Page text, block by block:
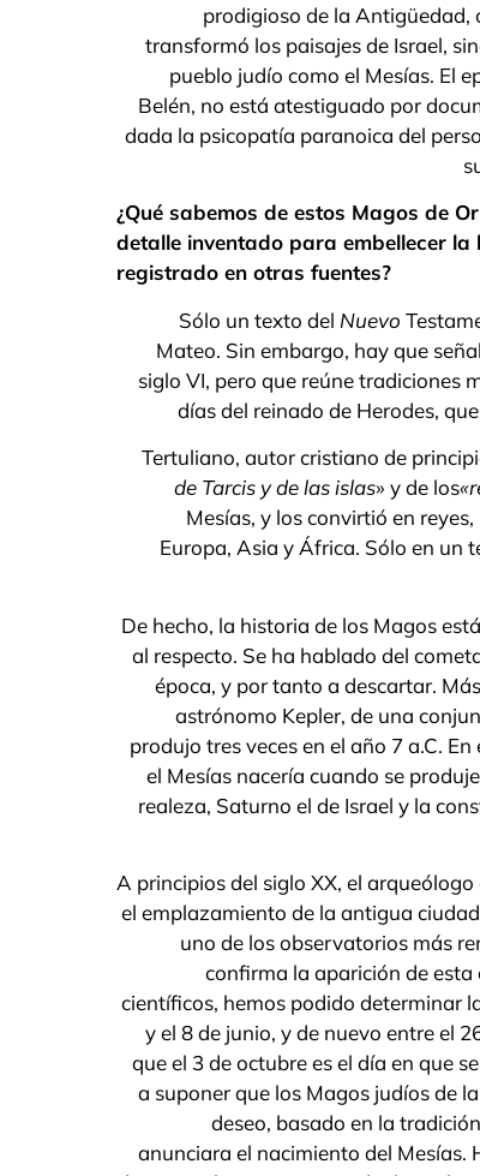
prodigioso de la Antigüedad,
transformó los paisajes de Israel,
pueblo judío como el Mesías. El
Belén, no está atestiguado por
dada la psicopatía paranoica del
¿Qué sabemos de estos Magos de
detalle inventado para embellecer
registrado en otras fuentes?
Sólo un texto del Nuevo
Mateo. Sin embargo, hay que
siglo VI, pero que reúne tradiciones
días del reinado de Herodes,
Tertuliano, autor cristiano de
de Tarcis y de las islas» y de los
Mesías, y los convirtió en
Europa, Asia y África. Sólo en un
De hecho, la historia de los Magos
al respecto. Se ha hablado del
época, y por tanto a descartar.
astrónomo Kepler, de una
produjo tres veces en el año 7 a.C.
el Mesías nacería cuando se
realeza, Saturno el de Israel y la
A principios del siglo XX, el
el emplazamiento de la antigua
uno de los observatorios más
confirma la aparición de esta
científicos, hemos podido determinar
y el 8 de junio, y de nuevo entre el
que el 3 de octubre es el día en que
a suponer que los Magos judíos de
deseo, basado en la
anunciara el nacimiento del Mesías.